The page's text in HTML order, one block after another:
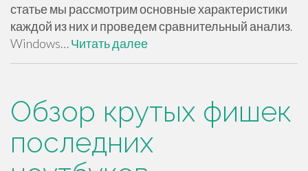
статье мы рассмотрим основные характеристики
каждой из них и проведем сравнительный анализ.
Windows…Читать далее
Обзор крутых фишек
последних